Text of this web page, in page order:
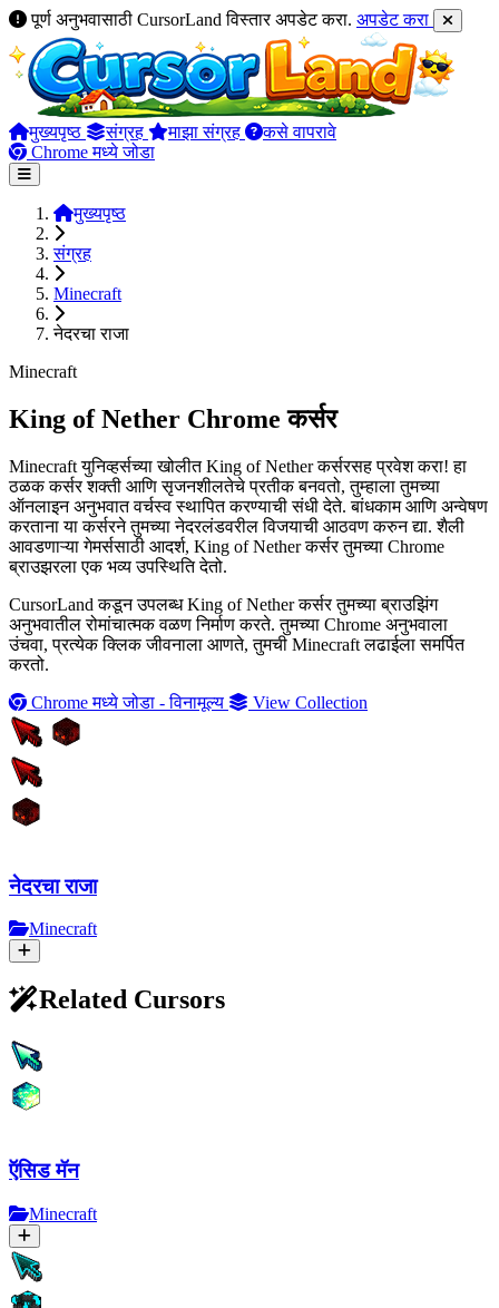
पूर्ण अनुभवासाठी CursorLand विस्तार अपडेट करा. अपडेट करा
मुख्यपृष्ठ संग्रह माझा संग्रह
कसे वापरावे
Chrome मध्ये जोडा
मुख्यपृष्ठ
संग्रह
Minecraft
नेदरचा राजा
Minecraft
King of Nether Chrome कर्सर
Minecraft युनिव्हर्सच्या खोलीत King of Nether कर्सरसह प्रवेश करा! हा
ठळक कर्सर शक्ती आणि सृजनशीलतेचे प्रतीक बनवतो, तुम्हाला तुमच्या
ऑनलाइन अनुभवात वर्चस्व स्थापित करण्याची संधी देते. बांधकाम आणि अन्वेषण
करताना या कर्सरने तुमच्या नेदरलंडवरील विजयाची आठवण करुन द्या. शैली
आवडणाऱ्या गेमर्ससाठी आदर्श, King of Nether कर्सर तुमच्या Chrome
ब्राउझरला एक भव्य उपस्थिति देतो.
CursorLand कडून उपलब्ध King of Nether कर्सर तुमच्या ब्राउझिंग
अनुभवातील रोमांचात्मक वळण निर्माण करते. तुमच्या Chrome अनुभवाला
उंचवा, प्रत्येक क्लिक जीवनाला आणते, तुमची Minecraft लढाईला समर्पित
करतो.
Chrome मध्ये जोडा - विनामूल्य
View Collection
नेदरचा राजा
Minecraft
Related Cursors
ऍसिड मॅन
Minecraft